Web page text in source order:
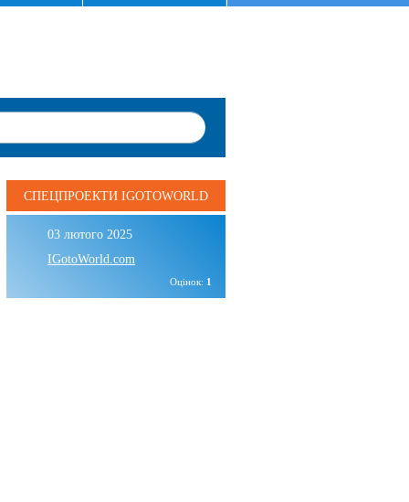
СПЕЦПРОЕКТИ IGOTOWORLD
03 лютого 2025
IGotoWorld.com
Оцінок: 1